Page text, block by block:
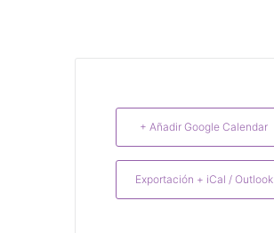
+ Añadir Google Calendar
Exportación + iCal / Outlook